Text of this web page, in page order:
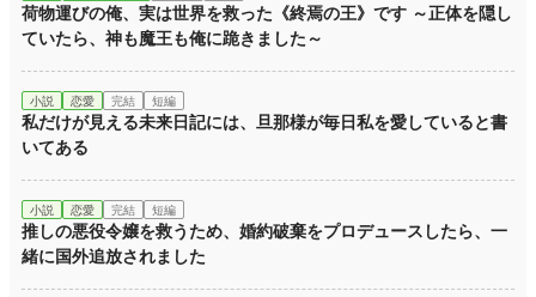
週間ポイント 1,076 pt (8,476 位)
年間ポイント 40,632 pt (12,200 位)
累計ポイント
荷物運びの俺、実は世界を救った《終焉の王》です ～正体を隠し
ていたら、神も魔王も俺に跪きました～
小説 恋愛 完結 短編
私だけが見える未来日記には、旦那様が毎日私を愛していると書
いてある
小説 恋愛 完結 短編
推しの悪役令嬢を救うため、婚約破棄をプロデュースしたら、一
緒に国外追放されました